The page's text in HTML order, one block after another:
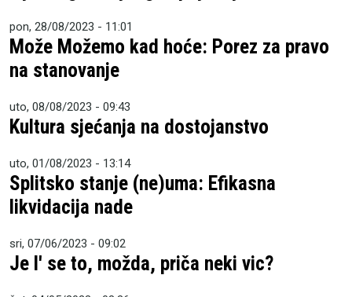
pon, 28/08/2023 - 11:01
Može Možemo kad hoće: Porez za pravo
na stanovanje
uto, 08/08/2023 - 09:43
Kultura sjećanja na dostojanstvo
uto, 01/08/2023 - 13:14
Splitsko stanje (ne)uma: Efikasna
likvidacija nade
sri, 07/06/2023 - 09:02
Je l' se to, možda, priča neki vic?